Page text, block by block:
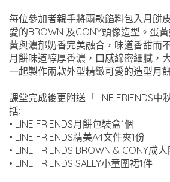
每位參加者親手將兩款餡料包入月餅
愛的BROWN 及CONY頭像造型。蛋
黃與濃郁奶香完美融合，味道香甜而
月餅味道醇厚香濃，口感綿密細膩，
一起製作兩款外型精緻可愛的造型月
課堂完成後更附送「LINE FRIENDS中
括:
• LINE FRIENDS月餅包裝盒1個
• LINE FRIENDS精美A4文件夾1份
• LINE FRIENDS BROWN & CONY成
• LINE FRIENDS SALLY小童圍裙1件